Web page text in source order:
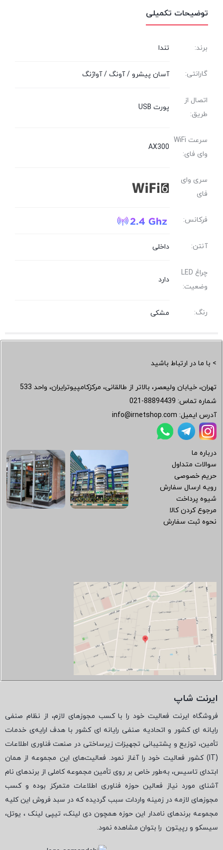
توضیحات تکمیلی
برند: تندا
گارانتی: آسان پیشرو / آونگ / آواژنگ
اتصال از
طریق:
پورت USB
سرعت WiFi
وای فای:
AX300
سری وای
فای
فرکانس:
آنتن: داخلی
چراغ LED
وضعیت:
دارد
رنگ: مشکی
> با ما در ارتباط باشید
تهران، خیابان ولیعصر، بالاتر از طالقانی، مرکزکامپیوترایران، واحد 533
شماره تماس: 021-88894439
آدرس ایمیل: info@irnetshop.com
درباره ما
سوالات متداول
حریم خصوصی
رویه ارسال سفارش
شیوه پرداخت
مرجوع کردن کالا
نحوه ثبت سفارش
ایرنت شاپ
فروشگاه ایرنت فعالیت خود را با کسب مجوزهای لازم، از نظام صنفی
رایانه ای کشور و اتحادیه صنفی رایانه ای کشور با هدف ارایه‌ی خدمات
تأمین، توزیع و پشتیبانی تجهیزات زیرساختی در صنعت فناوری اطلاعات
(
IT) کشور فعالیت خود را آغاز نمود. فعالیت‌های این مجموعه از همان
ابتدای تاسیس، به‌طور خاص بر روی تأمین مجموعه کاملی از برندهای نام
آشنای مورد نیاز فعالین حوزه فناوری اطلاعات متمرکز بوده و کسب
مجوزهای لازمه در زمینه واردات سبب گردیده که در سبد فروش این کلیه
مجموعه برندهای نامدار این حوزه همچون دی لینک، تیپی لینک ، یوتل،
سیسکو و رپیتون را بتوان مشاهده نمود.